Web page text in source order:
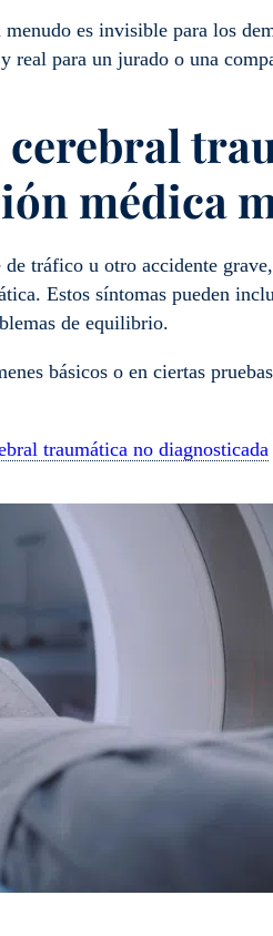
es invisible para los
para un jurado o una
médica
tráfico u otro accidente
Estos síntomas pueden
de equilibrio.
básicos o en ciertas
traumática no diagnosticada